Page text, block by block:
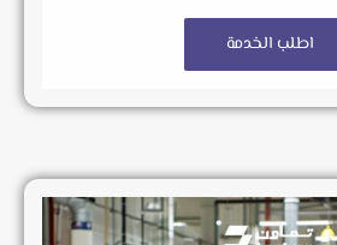
اطلب الخدمة